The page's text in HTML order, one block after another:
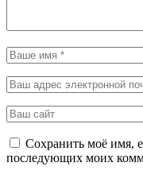
Сохранить моё имя,
последующих моих